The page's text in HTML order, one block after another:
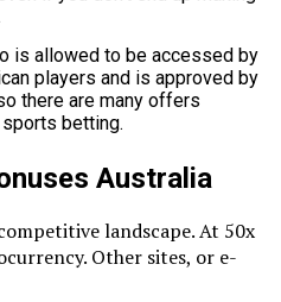
is allowed to be accessed by
players and is approved by
there are many offers
betting.
Australia
landscape. At 50x
Other sites, or e-